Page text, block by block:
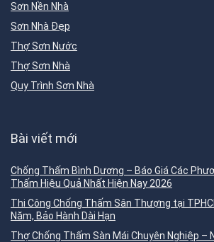
Sơn Nền Nhà
Sơn Nhà Đẹp
Thợ Sơn Nước
Thợ Sơn Nhà
Quy Trình Sơn Nhà
Bài viết mới
Chống Thấm Bình Dương – Báo Giá Các
Thấm Hiệu Quả Nhất Hiện Nay 2026
Thi Công Chống Thấm Sân Thượng tại
Năm, Bảo Hành Dài Hạn
Thợ Chống Thấm Sàn Mái Chuyên Nghiệp –